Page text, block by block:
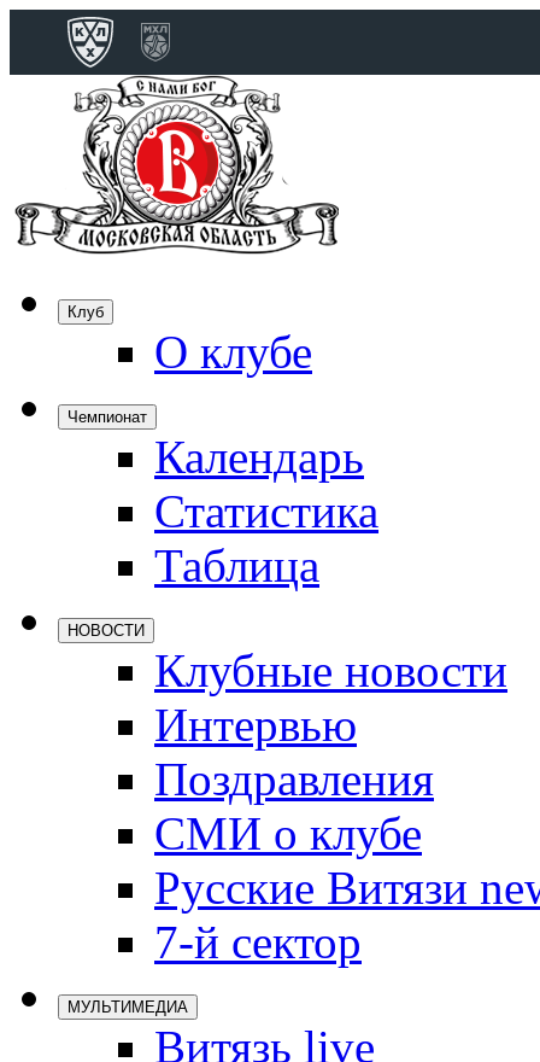
Клуб
О клубе
Чемпионат
Календарь
Статистика
Таблица
НОВОСТИ
Клубные новости
Интервью
Поздравления
СМИ о клубе
Русские Витязи
7-й сектор
МУЛЬТИМЕДИА
Витязь live